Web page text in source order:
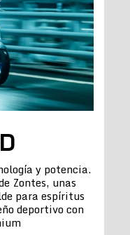
y potencia.
Zontes, unas
para espíritus
deportivo con